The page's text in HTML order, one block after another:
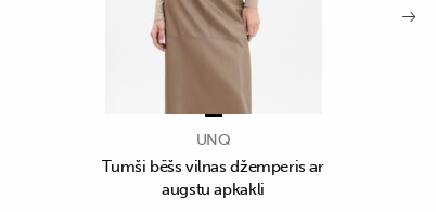
UNQ
Tumši bēšs vilnas džemperis ar
augstu apkakli